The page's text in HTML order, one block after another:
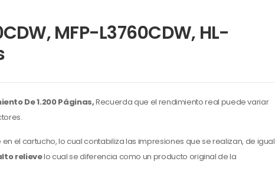
MFP-L3760CDW, HL-
De 1.200 Páginas,Recuerda que el rendimiento real puede variar
el cartucho,lo cual contabiliza las impresiones que se realizan, de igual
relievelo cual se diferencia como un producto original de la